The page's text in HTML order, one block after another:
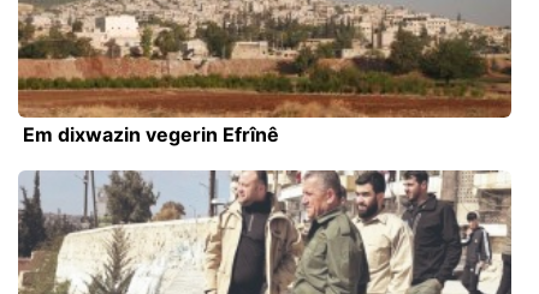
Em dixwazin vegerin Efrînê